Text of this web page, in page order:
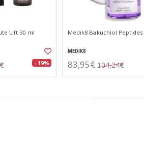
Lift 30 ml
- 19%
Medik8 Bakuchiol Peptides
MEDIK8
83,95€ 104,24€